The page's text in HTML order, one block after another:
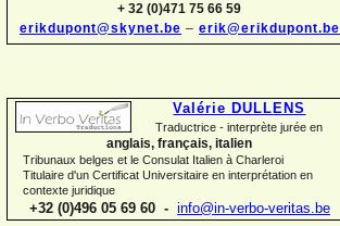
+ 32 (0)471 75 66 59
erikdupont@skynet.be – erik@erikdupont.be
Valérie DULLENS
Traductrice - interprète jurée en
anglais, français, italien
Tribunaux belges et le Consulat Italien à Charleroi
Titulaire d'un Certificat Universitaire en interprétation en
contexte juridique
+32 (0)496 05 69 60 - info@in-verbo-veritas.be